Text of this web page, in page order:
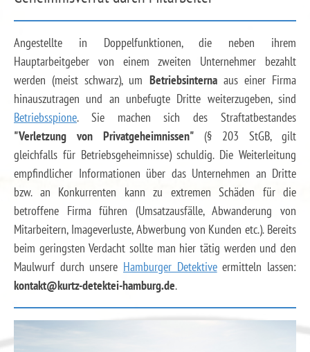
Angestellte in Doppelfunktionen, die neben ihrem
Hauptarbeitgeber von einem zweiten Unternehmer bezahlt
werden (meist schwarz), um Betriebsinternaaus einer Firma
hinauszutragen und an unbefugte Dritte weiterzugeben, sind
Betriebsspione. Sie machen sich des Straftatbestandes
"Verletzung von Privatgeheimnissen" (§ 203 StGB, gilt
gleichfalls für Betriebsgeheimnisse) schuldig. Die Weiterleitung
empfindlicher Informationen über das Unternehmen an Dritte
bzw. an Konkurrenten kann zu extremen Schäden für die
betroffene Firma führen (Umsatzausfälle, Abwanderung von
Mitarbeitern, Imageverluste, Abwerbung von Kunden etc.). Bereits
beim geringsten Verdacht sollte man hier tätig werden und den
Maulwurf durch unsere Hamburger Detektiveermitteln lassen:
kontakt@kurtz-detektei-hamburg.de.